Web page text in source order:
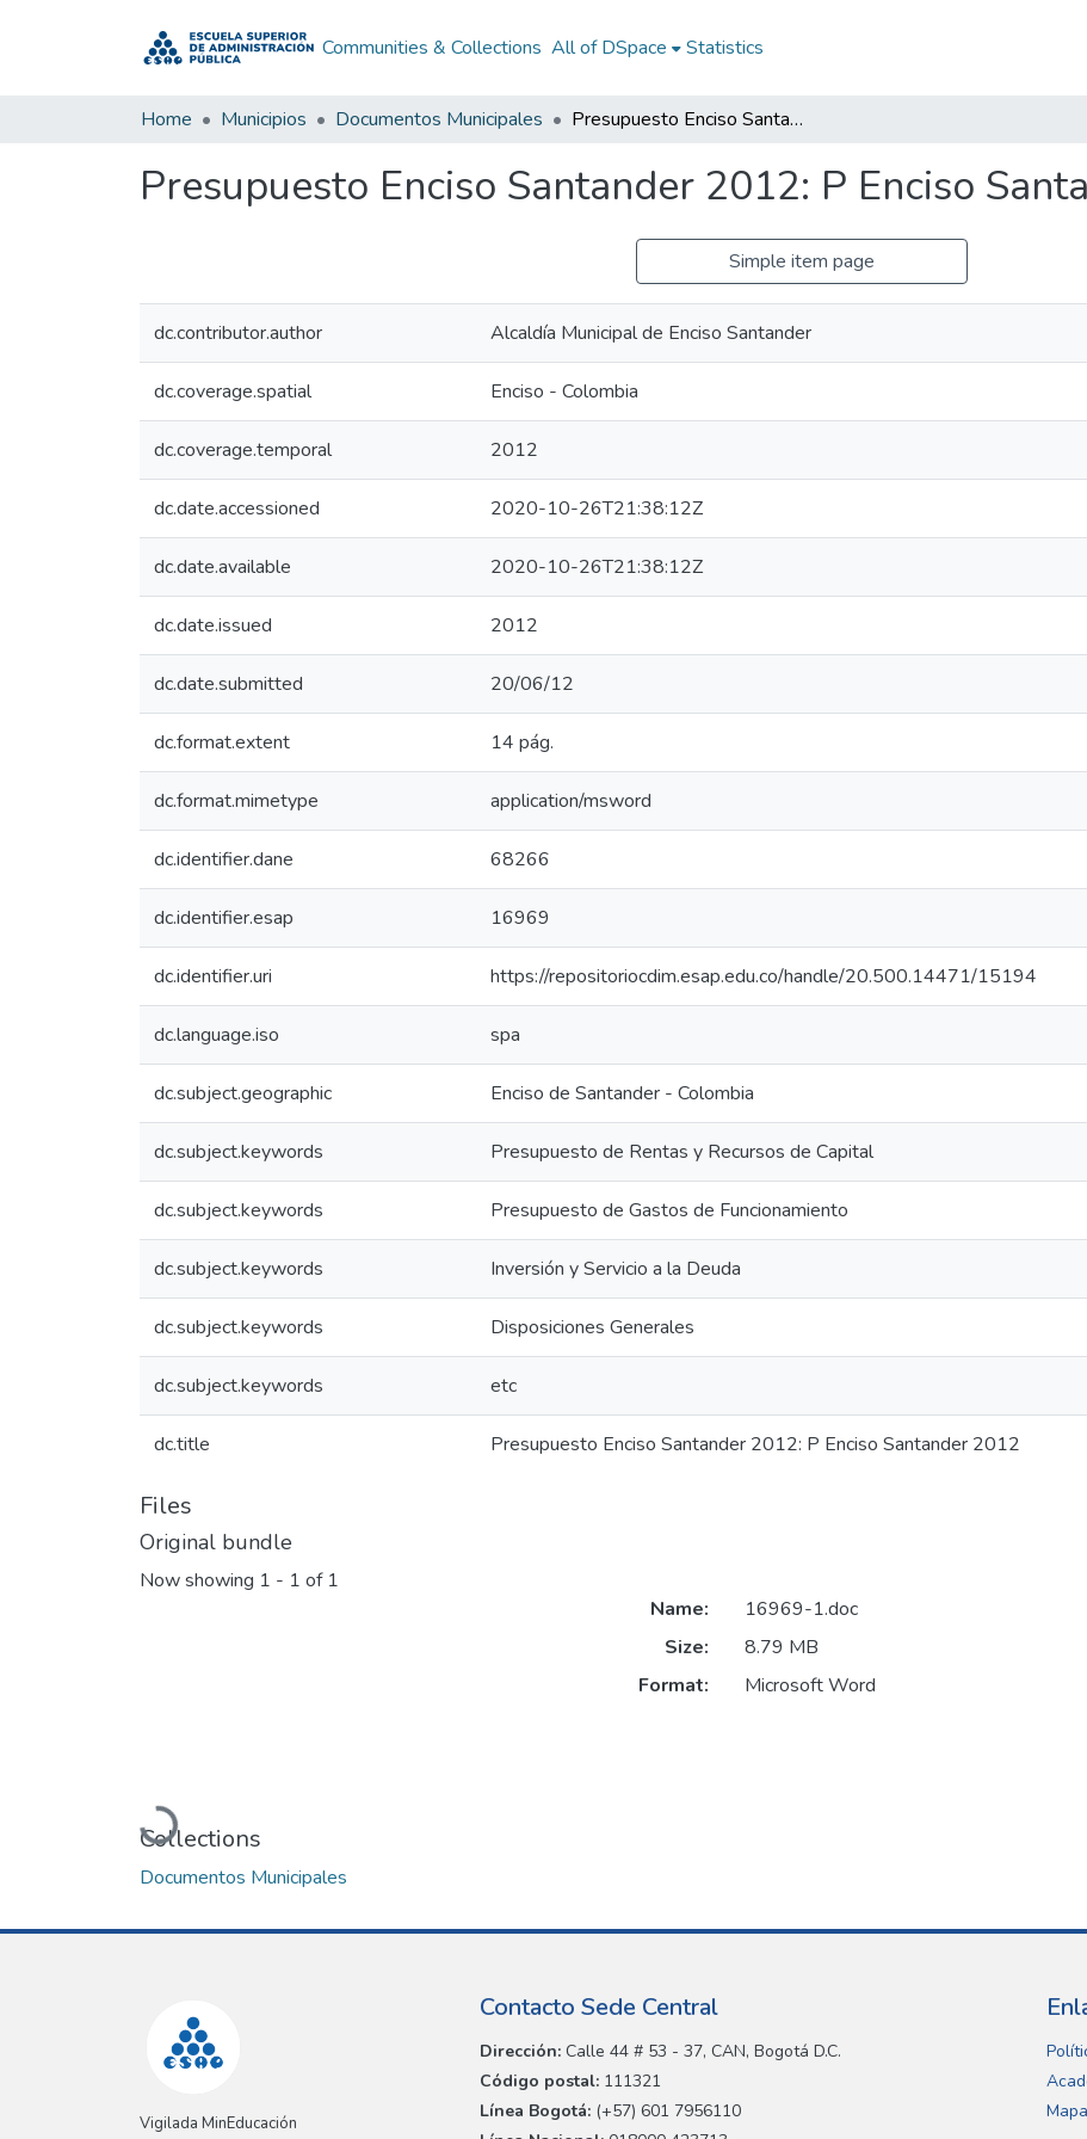
Communities & Collections All of DSpace Statistics
Home Municipios Documentos Municipales Presupuesto Enciso Santander 2012: P Enciso Santander 2012
Presupuesto Enciso Santander 2012: P Enciso
Simple item page
dc.contributor.author Alcaldía Municipal de Enciso Santander
dc.coverage.spatial Enciso - Colombia
dc.coverage.temporal 2012
dc.date.accessioned 2020-10-26T21:38:12Z
dc.date.available 2020-10-26T21:38:12Z
dc.date.issued 2012
dc.date.submitted 20/06/12
dc.format.extent 14 pág.
dc.format.mimetype application/msword
dc.identifier.dane 68266
dc.identifier.esap 16969
dc.identifier.uri https://repositoriocdim.esap.edu.co/handle/20.500.14471/15194
dc.language.iso spa
dc.subject.geographic Enciso de Santander - Colombia
dc.subject.keywords Presupuesto de Rentas y Recursos de Capital
dc.subject.keywords Presupuesto de Gastos de Funcionamiento
dc.subject.keywords Inversión y Servicio a la Deuda
dc.subject.keywords Disposiciones Generales
dc.subject.keywords etc
dc.title Presupuesto Enciso Santander 2012: P Enciso Santander 2012
Files
Original bundle
Now showing 1 - 1 of 1
Loading...
Name:
16969-1.doc
Size:
8.79 MB
Format:
Microsoft Word
Collections
Documentos Municipales
Vigilada MinEducación
Contacto Sede Central
Dirección: Calle 44 # 53 - 37, CAN, Bogotá D.C.
Código postal: 111321
Línea Bogotá: (+57) 601 7956110